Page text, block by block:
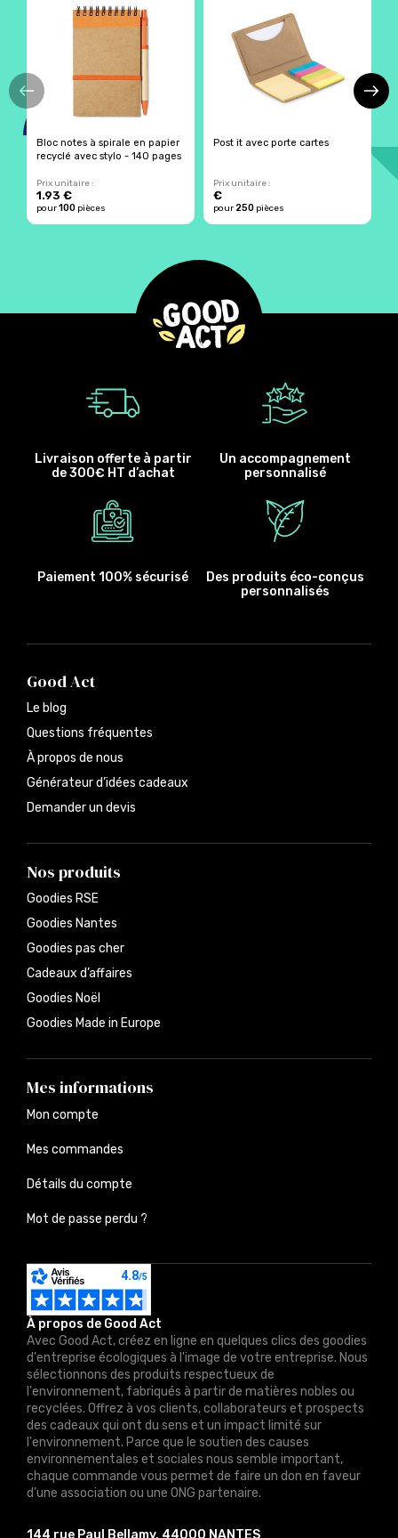
Bloc notes à spirale en papier
recyclé avec stylo - 140 pages
Prix unitaire :
1.93 €
pour100 pièces
Post it avec porte cartes
Prix unitaire :
€
pour250 pièces
Livraison offerte à partir
de 300€ HT d’achat
Un accompagnement
personnalisé
Paiement 100% sécurisé
Des produits éco-conçus
personnalisés
À propos de Good Act
Avec Good Act, créez en ligne en quelques clics des goodies
d'entreprise écologiques à l'image de votre entreprise. Nous
sélectionnons des produits respectueux de
l'environnement, fabriqués à partir de matières nobles ou
recyclées. Offrez à vos clients, collaborateurs et prospects
des cadeaux qui ont du sens et un impact limité sur
l'environnement. Parce que le soutien des causes
environnementales et sociales nous semble important,
chaque commande vous permet de faire un don en faveur
d'une association ou une ONG partenaire.
Good Act
Le blog
Questions fréquentes
À propos de nous
Générateur d’idées cadeaux
Demander un devis
Nos produits
Goodies RSE
Goodies Nantes
Goodies pas cher
Cadeaux d’affaires
Goodies Noël
Goodies Made in Europe
Mes informations
Mon compte
Mes commandes
Détails du compte
Mot de passe perdu ?